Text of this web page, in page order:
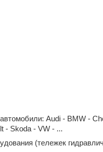
Audi - BMW -
- Skoda - VW - ...
(тележек